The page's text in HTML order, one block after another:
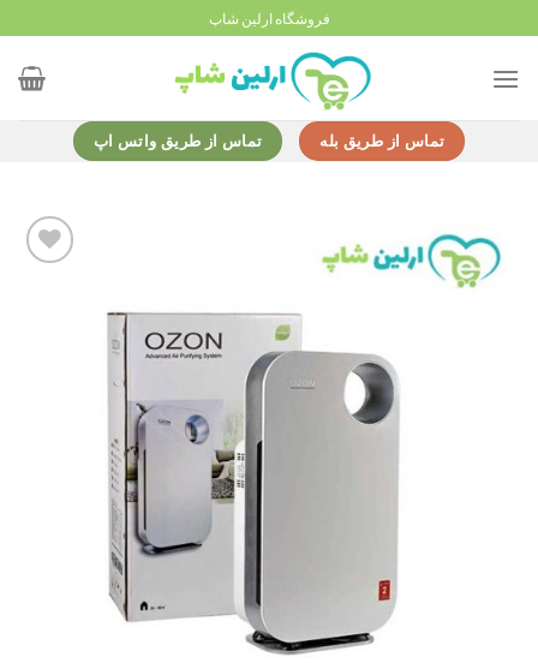
to
content
فروشگاه ارلین شاپ
تماس از طریق بله تماس از طریق واتس اپ